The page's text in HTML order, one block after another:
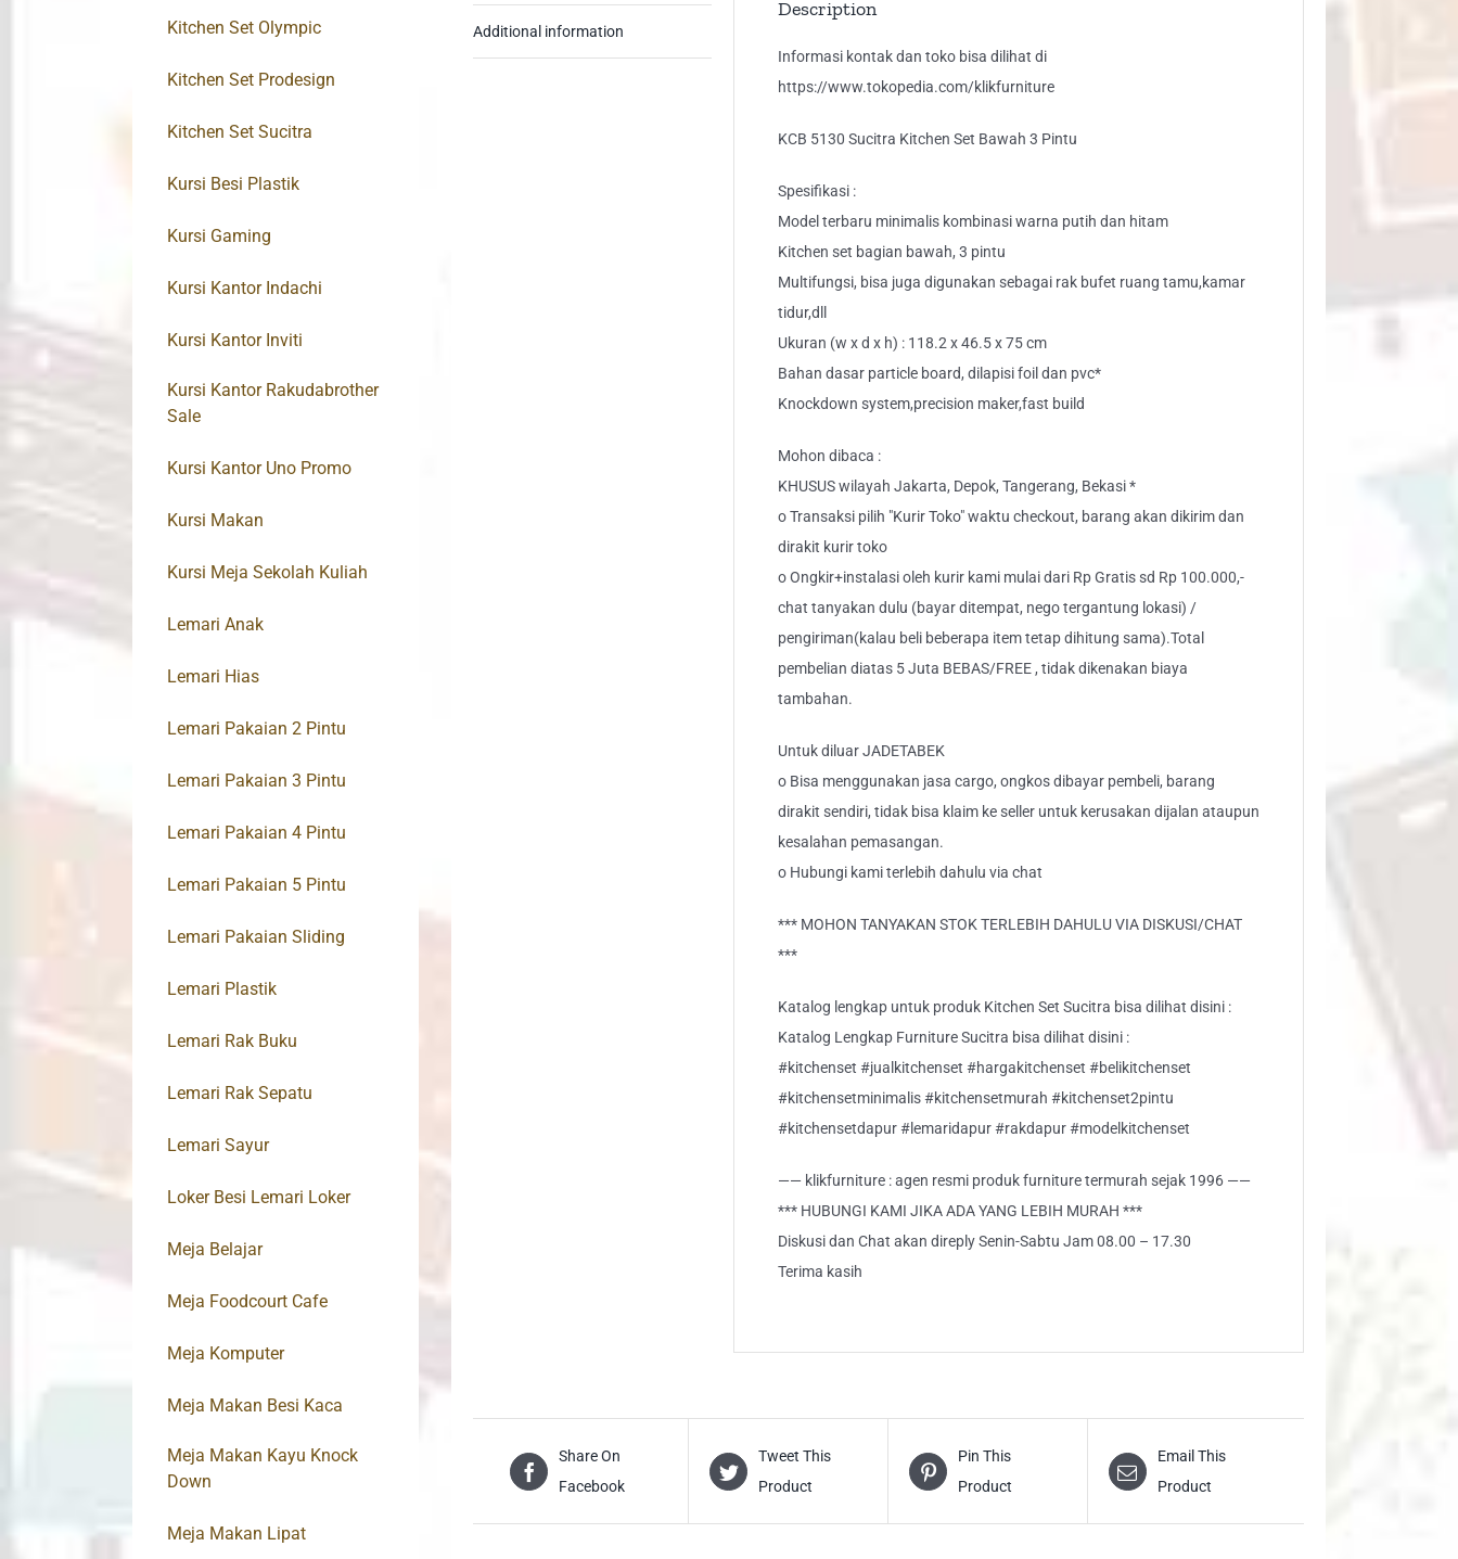
Additional information
Description
Informasi kontak dan toko bisa dilihat di
https://www.tokopedia.com/klikfurniture
KCB 5130 Sucitra Kitchen Set Bawah 3 Pintu
Spesifikasi :
Model terbaru minimalis kombinasi warna putih dan hitam
Kitchen set bagian bawah, 3 pintu
Multifungsi, bisa juga digunakan sebagai rak bufet ruang tamu,kamar
tidur,dll
Ukuran (w x d x h) : 118.2 x 46.5 x 75 cm
Bahan dasar particle board, dilapisi foil dan pvc*
Knockdown system,precision maker,fast build
Mohon dibaca :
KHUSUS wilayah Jakarta, Depok, Tangerang, Bekasi *
o Transaksi pilih "Kurir Toko" waktu checkout, barang akan dikirim dan
dirakit kurir toko
o Ongkir+instalasi oleh kurir kami mulai dari Rp Gratis sd Rp 100.000,-
chat tanyakan dulu (bayar ditempat, nego tergantung lokasi) /
pengiriman(kalau beli beberapa item tetap dihitung sama).Total
pembelian diatas 5 Juta BEBAS/FREE , tidak dikenakan biaya
tambahan.
Untuk diluar JADETABEK
o Bisa menggunakan jasa cargo, ongkos dibayar pembeli, barang
dirakit sendiri, tidak bisa klaim ke seller untuk kerusakan dijalan ataupun
kesalahan pemasangan.
o Hubungi kami terlebih dahulu via chat
*** MOHON TANYAKAN STOK TERLEBIH DAHULU VIA DISKUSI/CHAT
***
Katalog lengkap untuk produk Kitchen Set Sucitra bisa dilihat disini :
Katalog Lengkap Furniture Sucitra bisa dilihat disini :
#kitchenset #jualkitchenset #hargakitchenset #belikitchenset
#kitchensetminimalis #kitchensetmurah #kitchenset2pintu
#kitchensetdapur #lemaridapur #rakdapur #modelkitchenset
—— klikfurniture : agen resmi produk furniture termurah sejak 1996 ——
*** HUBUNGI KAMI JIKA ADA YANG LEBIH MURAH ***
Diskusi dan Chat akan direply Senin-Sabtu Jam 08.00 – 17.30
Terima kasih
Share On
Facebook
Tweet This
Product
Pin This
Product
Email This
Product
Kitchen Set Olympic
Kitchen Set Prodesign
Kitchen Set Sucitra
Kursi Besi Plastik
Kursi Gaming
Kursi Kantor Indachi
Kursi Kantor Inviti
Kursi Kantor Rakudabrother
Sale
Kursi Kantor Uno Promo
Kursi Makan
Kursi Meja Sekolah Kuliah
Lemari Anak
Lemari Hias
Lemari Pakaian 2 Pintu
Lemari Pakaian 3 Pintu
Lemari Pakaian 4 Pintu
Lemari Pakaian 5 Pintu
Lemari Pakaian Sliding
Lemari Plastik
Lemari Rak Buku
Lemari Rak Sepatu
Lemari Sayur
Loker Besi Lemari Loker
Meja Belajar
Meja Foodcourt Cafe
Meja Komputer
Meja Makan Besi Kaca
Meja Makan Kayu Knock
Down
Meja Makan Lipat